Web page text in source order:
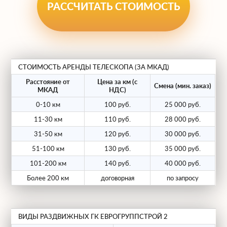
Подходит для большинства
длинномерных грузов.
Двойное/Тройное раздвижение.
Используется для сверхдлинных и
легких конструкций.
С поворотными осями.
Все наши
длинные тралы оснащены
гидравлически управляемыми осями,
что позволяет "вписываться" в
повороты даже на узких дорогах.
Мы берем на себя полную организацию
перевозки: от разработки маршрута и
автомобилями прикрытия.
РАССЧИТАТЬ СТОИМОСТЬ
СТОИМОСТЬ АРЕНДЫ ТЕЛЕСКОПА (ЗА МКАД)
Расстояние от
МКАД
Цена за км (с
НДС)
Смена (мин. заказ)
0-10 км 100 руб.
25 000 руб.
11-30 км
110 руб.
28 000 руб.
31-50 км
120 руб.
30 000 руб.
51-100 км
130 руб.
35 000 руб.
101-200 км
140 руб.
40 000 руб.
Более 200 км
договорная по запросу
ВИДЫ РАЗДВИЖНЫХ ГК ЕВРОГРУППСТРОЙ 2